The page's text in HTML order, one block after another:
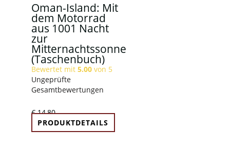
Oman-Island: Mit
dem Motorrad
aus 1001 Nacht
zur
Mitternachtssonne
(Taschenbuch)
Bewertet mit5.00 von 5
Ungeprüfte
Gesamtbewertungen
€14,80
PRODUKTDETAILS